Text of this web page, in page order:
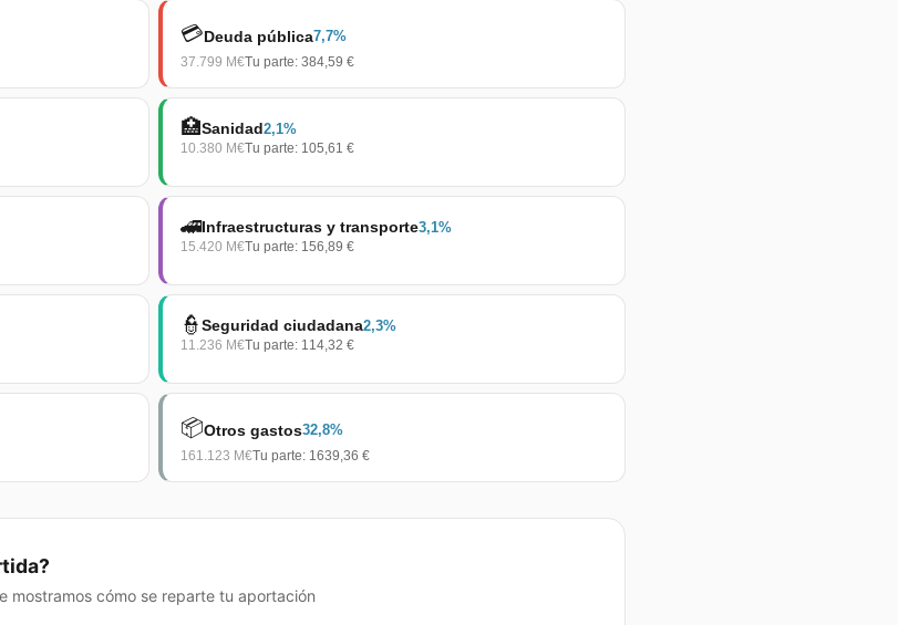
💳Deuda pública7,7%
37.799 M€Tu parte: 384,59 €
🏥Sanidad2,1%
10.380 M€Tu parte: 105,61 €
🚄Infraestructuras y transporte3,1%
15.420 M€Tu parte: 156,89 €
👮Seguridad ciudadana2,3%
11.236 M€Tu parte: 114,32 €
📦Otros gastos32,8%
161.123 M€Tu parte: 1639,36 €
mostramos cómo se reparte tu aportación